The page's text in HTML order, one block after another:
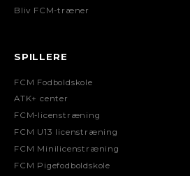
Bliv FCM-træner
SPILLERE
FCM Fodboldskole
ATK+ center
FCM-licenstræning
FCM U13 licenstræning
FCM Minilicenstræning
FCM Pigefodboldskole